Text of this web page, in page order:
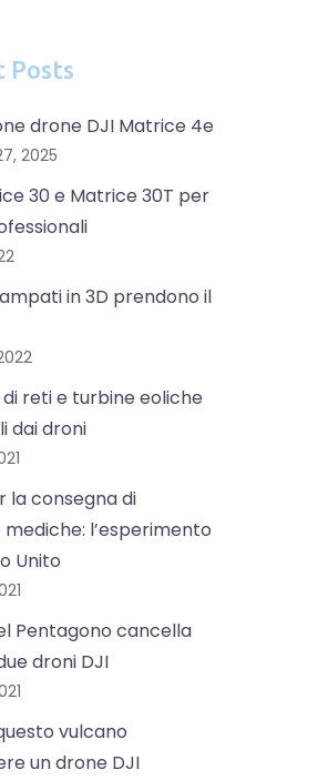
Posts
drone DJI Matrice 4e
2025
30 e Matrice 30T per
in 3D prendono il
di reti e turbine eoliche
dai droni
la consegna di
l’esperimento
Unito
Pentagono cancella
droni DJI
vulcano
un drone DJI